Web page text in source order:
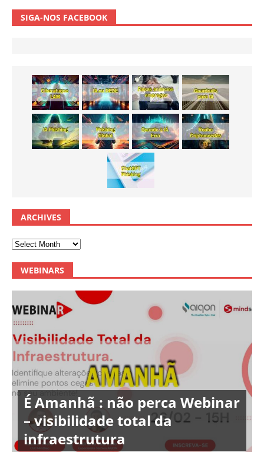
SIGA-NOS FACEBOOK
ARCHIVES
WEBINARS
É Amanhã : não perca Webinar
– visibilidade total da
infraestrutura